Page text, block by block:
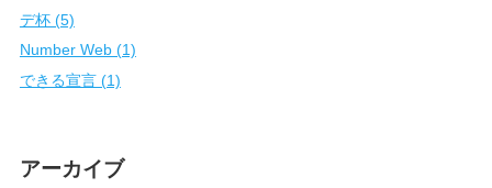
デ杯 (5)
Number Web (1)
できる宣言 (1)
アーカイブ